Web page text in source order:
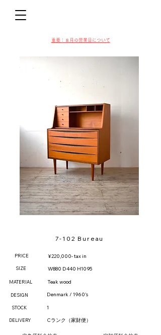
​​重要：８月の営業日について
7-102 Bureau
PRICE ¥220,000- tax in
SIZE W880 D440 H1095
MATERIAL Teak wood
DESIGN Denmark / 1960's
STOCK 1
DELIVERY Cランク（家財便）